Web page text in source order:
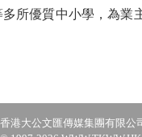
多所優質中小學，為業
香港大公文匯傳媒集團有限公